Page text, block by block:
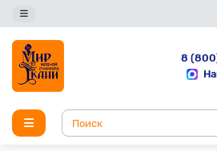
8